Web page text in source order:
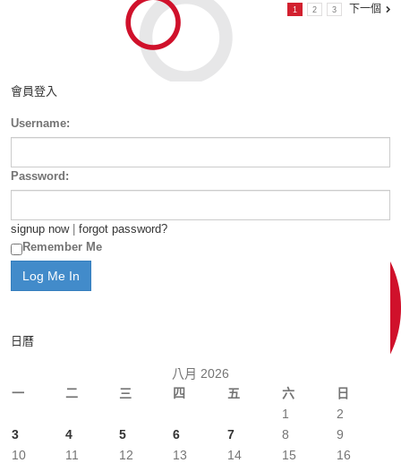
1 2 3 下一個
會員登入
Username:
Password:
signup now| forgot password?
Remember Me
日曆
八月 2026
一
二 三 四 五 六 日
1
2
3
4 5 6 7 8
9
10
11 12 13 14 15
16